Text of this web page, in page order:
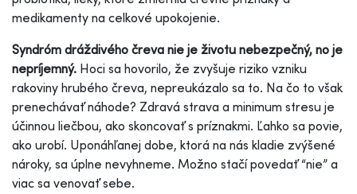
medikamenty na celkové upokojenie.
Syndróm dráždivého čreva nie je životu nebezpečný, no je
nepríjemný. Hoci sa hovorilo, že zvyšuje riziko vzniku
rakoviny hrubého čreva, nepreukázalo sa to. Na čo to však
prenechávať náhode? Zdravá strava a minimum stresu je
účinnou liečbou, ako skoncovať s príznakmi. Ľahko sa povie,
ako urobí. Uponáhľanej dobe, ktorá na nás kladie zvýšené
nároky, sa úplne nevyhneme. Možno stačí povedať “nie” a
viac sa venovať sebe.